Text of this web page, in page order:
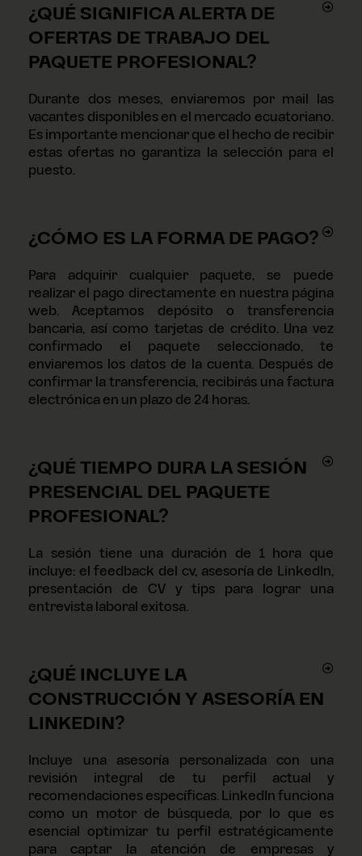
¿QUÉ SIGNIFICA ALERTA DE
OFERTAS DE TRABAJO DEL
PAQUETE PROFESIONAL?
Durante dos meses, enviaremos por mail las
vacantes disponibles en el mercado ecuatoriano.
Es importante mencionar que el hecho de recibir
estas ofertas no garantiza la selección para el
puesto.
¿CÓMO ES LA FORMA DE PAGO?
Para adquirir cualquier paquete, se puede
realizar el pago directamente en nuestra página
web. Aceptamos depósito o transferencia
bancaria, así como tarjetas de crédito. Una vez
confirmado el paquete seleccionado, te
enviaremos los datos de la cuenta. Después de
confirmar la transferencia, recibirás una factura
electrónica en un plazo de 24 horas.
¿QUÉ TIEMPO DURA LA SESIÓN
PRESENCIAL DEL PAQUETE
PROFESIONAL?
La sesión tiene una duración de 1 hora que
incluye: el feedback del cv, asesoría de LinkedIn,
presentación de CV y tips para lograr una
entrevista laboral exitosa.
¿QUÉ INCLUYE LA
CONSTRUCCIÓN Y ASESORÍA EN
LINKEDIN?
Incluye una asesoría personalizada con una
revisión integral de tu perfil actual y
recomendaciones específicas. LinkedIn funciona
como un motor de búsqueda, por lo que es
esencial optimizar tu perfil estratégicamente
para captar la atención de empresas y